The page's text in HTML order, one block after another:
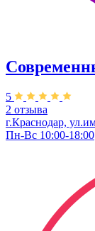
5
2 отзыва
г.Краснодар,
Пн-Вс 10:00-18:00